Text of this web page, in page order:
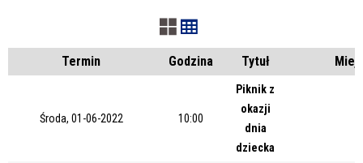
Kategoria
Trwające w zakresie
Termin Godzina Tytuł
Środa, 01-06-2022 10:00
Piknik z
okazji
dnia
dziecka